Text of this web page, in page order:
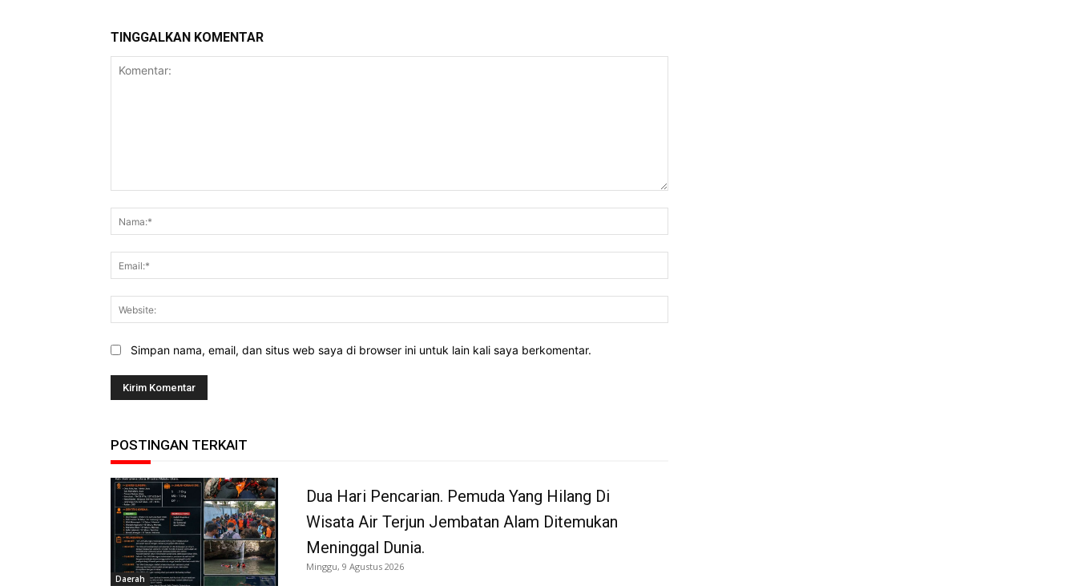
TINGGALKAN KOMENTAR
Simpan nama, email, dan situs web saya di browser ini untuk lain kali saya berkomentar.
POSTINGAN TERKAIT
Daerah
Dua Hari Pencarian. Pemuda Yang Hilang Di
Wisata Air Terjun Jembatan Alam Ditemukan
Meninggal Dunia.
Minggu, 9 Agustus 2026